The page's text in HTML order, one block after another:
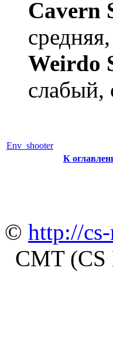
Cavern
Weirdo
слабый,
Env_shooter
К
© http://
CMT